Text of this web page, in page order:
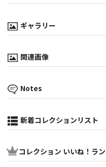
ギャラリー
関連画像
Notes
新着コレクションリスト
コレクション いいね！ラ